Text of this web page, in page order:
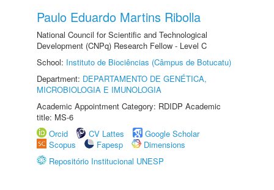
Paulo Eduardo Martins Ribolla
National Council for Scientific and Technological
Development (CNPq) Research Fellow - Level C
School: Instituto de Biociências (Câmpus de Botucatu)
Department: DEPARTAMENTO DE GENÉTICA,
MICROBIOLOGIA E IMUNOLOGIA
Academic Appointment Category: RDIDP Academic
title: MS-6
Orcid
CV Lattes
Google Scholar
Scopus
Fapesp
Dimensions
Repositório Institucional UNESP